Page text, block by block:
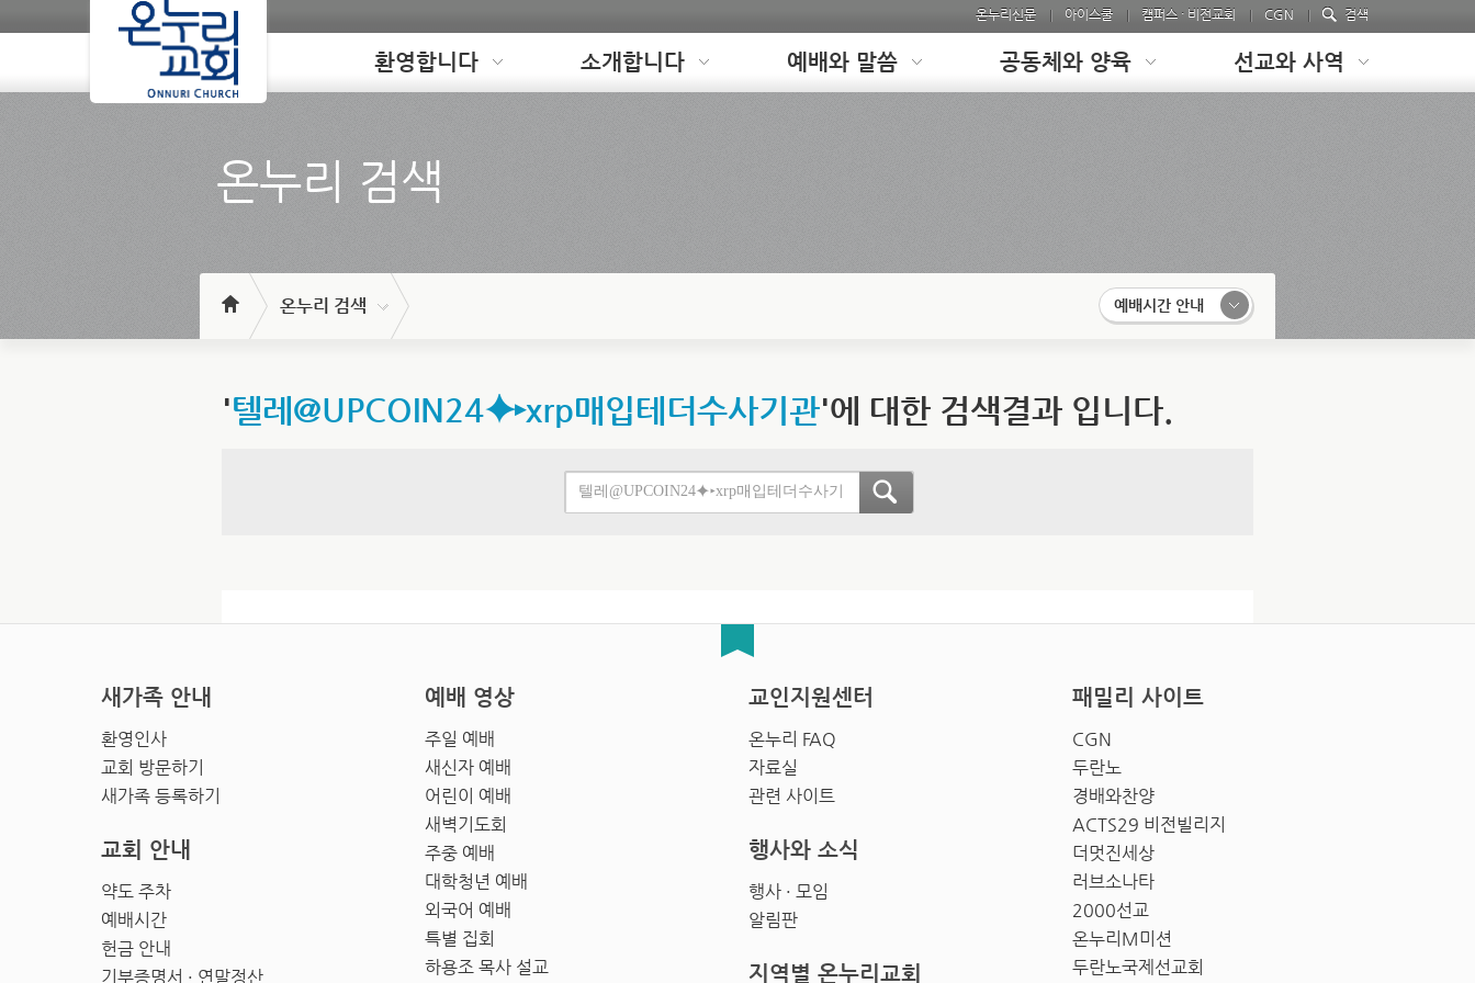
온누리신문 아이스쿨 캠퍼스 · 비전교회 CGN 검색
Loading 환영합니다 소개합니다 예배와 말씀 공동체와 양육 선교와 사역
온누리 검색
온누리 검색 예배시간 안내
'텔레@UPCOIN24⯌▸xrp매입테더수사기관'에 대한 검색결과 입니다.
새가족 안내
환영인사
교회 방문하기
새가족 등록하기
예배 영상
주일 예배
새신자 예배
어린이 예배
새벽기도회
주중 예배
대학청년 예배
외국어 예배
특별 집회
하용조 목사 설교
교인지원센터
온누리 FAQ
자료실
관련 사이트
패밀리 사이트
CGN
두란노
경배와찬양
ACTS29 비전빌리지
더멋진세상
러브소나타
2000선교
온누리M미션
두란노국제선교회
교회 안내
약도 주차
예배시간
헌금 안내
기부증명서 · 연말정산
행사와 소식
행사 · 모임
알림판
지역별 온누리교회